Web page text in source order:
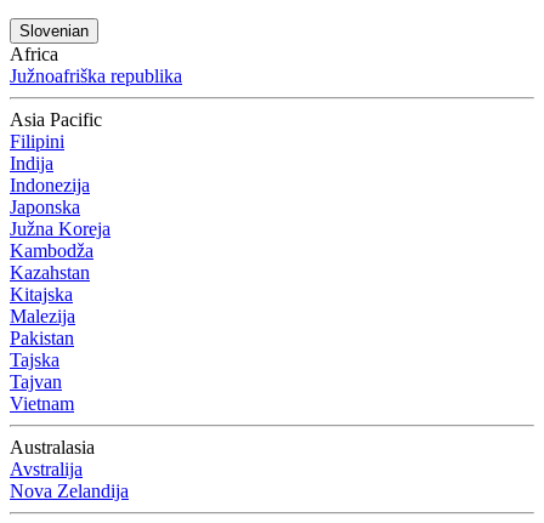
Slovenian
Africa
Južnoafriška republika
Asia Pacific
Filipini
Indija
Indonezija
Japonska
Južna Koreja
Kambodža
Kazahstan
Kitajska
Malezija
Pakistan
Tajska
Tajvan
Vietnam
Australasia
Avstralija
Nova Zelandija